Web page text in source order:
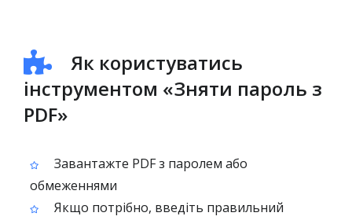
Як користуватись
інструментом «Зняти пароль з
PDF»
Завантажте PDF з паролем або
обмеженнями
Якщо потрібно, введіть правильний